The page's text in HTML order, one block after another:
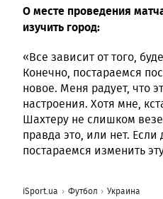
О месте проведения
изучить город:
«Все зависит от того,
Конечно, постараемся
новое. Меня радует, что
настроения. Хотя мне,
Шахтеру не слишком
правда это, или нет.
постараемся изменить
iSport.ua Футбол Украина